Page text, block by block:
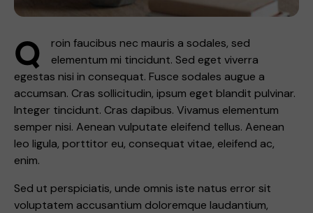
Q
roin faucibus nec mauris a sodales, sed
elementum mi tincidunt. Sed eget viverra
egestas nisi in consequat. Fusce sodales augue a
accumsan. Cras sollicitudin, ipsum eget blandit pulvinar.
Integer tincidunt. Cras dapibus. Vivamus elementum
semper nisi. Aenean vulputate eleifend tellus. Aenean
leo ligula, porttitor eu, consequat vitae, eleifend ac,
enim.
Sed ut perspiciatis, unde omnis iste natus error sit
voluptatem accusantium doloremque laudantium,